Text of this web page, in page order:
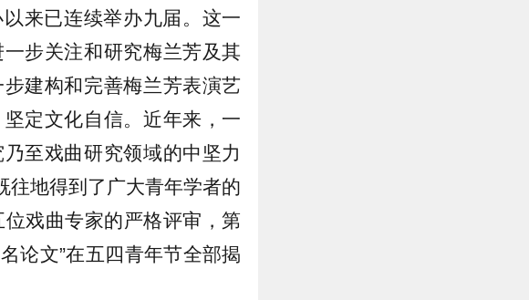
来已连续举办九届。这一
步关注和研究梅兰芳及其
建构和完善梅兰芳表演艺
定文化自信。近年来，一
至戏曲研究领域的中坚力
往地得到了广大青年学者的
戏曲专家的严格评审，第
论文”在五四青年节全部揭